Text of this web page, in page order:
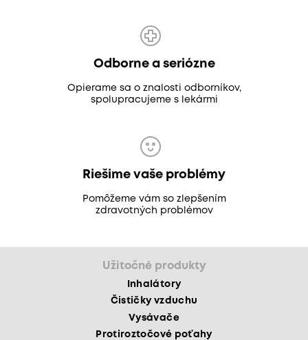
Odborne a seriózne
Opierame sa o znalosti odborníkov,
spolupracujeme s lekármi
Riešime vaše problémy
Pomôžeme vám so zlepšením
zdravotných problémov
Užitočné produkty
Inhalátory
Čističky vzduchu
Vysávače
Protiroztočové poťahy